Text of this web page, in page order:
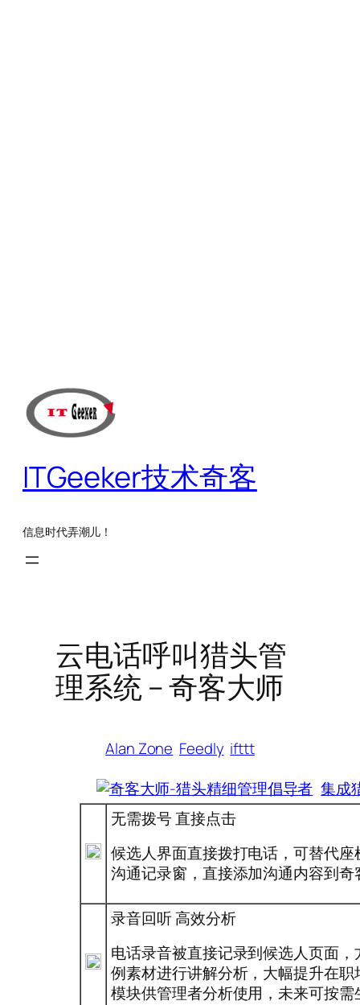
ITGeeker技术奇客
信息时代弄潮儿！
云电话呼叫猎头管
理系统 – 奇客大师
Alan Zone Feedly ifttt
集成
无需拨号 直接点击
候选人界面直接拨打电话，可替代
沟通记录窗，直接添加沟通内容到奇
录音回听 高效分析
电话录音被直接记录到候选人页面
例素材进行讲解分析，大幅提升在
模块供管理者分析使用，未来可按